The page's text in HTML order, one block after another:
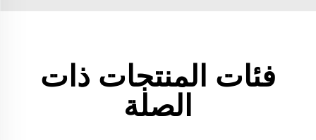
فئات المنتجات ذات
الصلة